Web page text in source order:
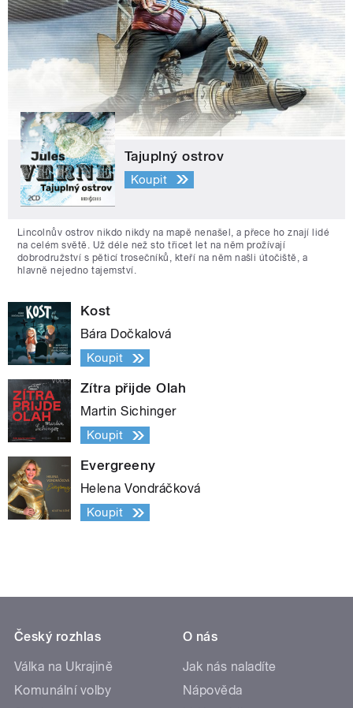
Tajuplný ostrov
Koupit
Lincolnův ostrov nikdo nikdy na mapě nenašel, a přece ho znají lidé
na celém světě. Už déle než sto třicet let na něm prožívají
dobrodružství s pěticí trosečníků, kteří na něm našli útočiště, a
hlavně nejedno tajemství.
Kost
Bára Dočkalová
Koupit
Zítra přijde Olah
Martin Sichinger
Koupit
Evergreeny
Helena Vondráčková
Koupit
Český rozhlas
Válka na Ukrajině
Komunální volby
O nás
Jak nás naladíte
Nápověda